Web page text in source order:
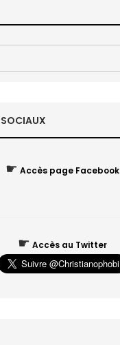
SOCIAUX
☛ Accès page Facebook
☛ Accès au Twitter